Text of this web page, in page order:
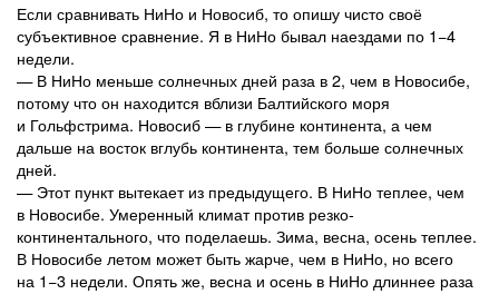
Если сравнивать НиНо и Новосиб, то опишу чисто своё
субъективное сравнение. Я в НиНо бывал наездами по 1−4
недели.
— В НиНо меньше солнечных дней раза в 2, чем в Новосибе,
потому что он находится вблизи Балтийского моря
и Гольфстрима. Новосиб — в глубине континента, а чем
дальше на восток вглубь континента, тем больше солнечных
дней.
— Этот пункт вытекает из предыдущего. В НиНо теплее, чем
в Новосибе. Умеренный климат против резко-
континентального, что поделаешь. Зима, весна, осень теплее.
В Новосибе летом может быть жарче, чем в НиНо, но всего
на 1−3 недели. Опять же, весна и осень в НиНо длиннее раза